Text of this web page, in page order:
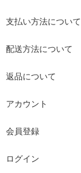
支払い方法について
配送方法について
返品について
アカウント
会員登録
ログイン